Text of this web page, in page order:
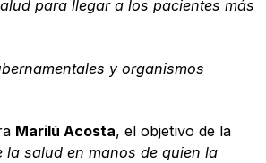
para llegar a los pacientes más
y organismos
Marilú Acosta, el objetivo de la
salud en manos de quien la